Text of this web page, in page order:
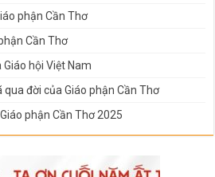
phận Cần Thơ
Cần Thơ
hội Việt Nam
đời của Giáo phận Cần Thơ
phận Cần Thơ 2025